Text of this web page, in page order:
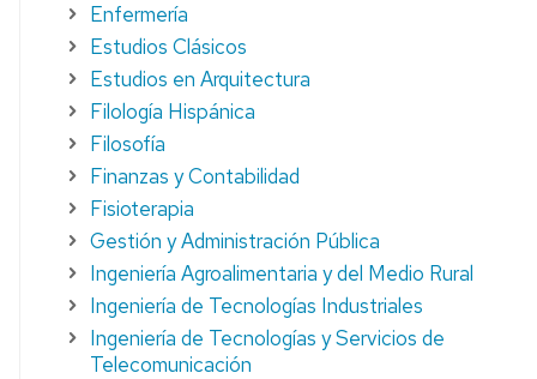
Enfermería
Estudios Clásicos
Estudios en Arquitectura
Filología Hispánica
Filosofía
Finanzas y Contabilidad
Fisioterapia
Gestión y Administración Pública
Ingeniería Agroalimentaria y del Medio Rural
Ingeniería de Tecnologías Industriales
Ingeniería de Tecnologías y Servicios de
Telecomunicación